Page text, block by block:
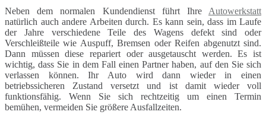
Neben dem normalen Kundendienst führt Ihre Autowerkstatt
natürlich auch andere Arbeiten durch. Es kann sein, dass im Laufe
der Jahre verschiedene Teile des Wagens defekt sind oder
Verschleißteile wie Auspuff, Bremsen oder Reifen abgenutzt sind.
Dann müssen diese repariert oder ausgetauscht werden. Es ist
wichtig, dass Sie in dem Fall einen Partner haben, auf den Sie sich
verlassen können. Ihr Auto wird dann wieder in einen
betriebssicheren Zustand versetzt und ist damit wieder voll
funktionsfähig. Wenn Sie sich rechtzeitig um einen Termin
bemühen, vermeiden Sie größere Ausfallzeiten.